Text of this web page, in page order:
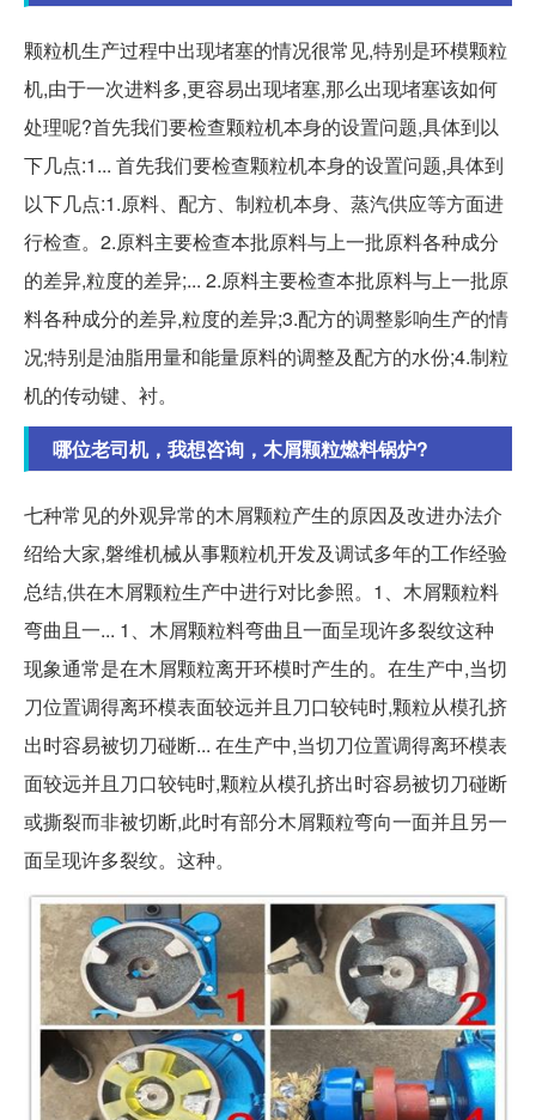
颗粒机生产过程中出现堵塞的情况很常见,特别是环模颗粒
机,由于一次进料多,更容易出现堵塞,那么出现堵塞该如何
处理呢?首先我们要检查颗粒机本身的设置问题,具体到以
下几点:1... 首先我们要检查颗粒机本身的设置问题,具体到
以下几点:1.原料、配方、制粒机本身、蒸汽供应等方面进
行检查。2.原料主要检查本批原料与上一批原料各种成分
的差异,粒度的差异;... 2.原料主要检查本批原料与上一批原
料各种成分的差异,粒度的差异;3.配方的调整影响生产的情
况;特别是油脂用量和能量原料的调整及配方的水份;4.制粒
机的传动键、衬。
哪位老司机，我想咨询，木屑颗粒燃料锅炉?
七种常见的外观异常的木屑颗粒产生的原因及改进办法介
绍给大家,磐维机械从事颗粒机开发及调试多年的工作经验
总结,供在木屑颗粒生产中进行对比参照。1、木屑颗粒料
弯曲且一... 1、木屑颗粒料弯曲且一面呈现许多裂纹这种
现象通常是在木屑颗粒离开环模时产生的。在生产中,当切
刀位置调得离环模表面较远并且刀口较钝时,颗粒从模孔挤
出时容易被切刀碰断... 在生产中,当切刀位置调得离环模表
面较远并且刀口较钝时,颗粒从模孔挤出时容易被切刀碰断
或撕裂而非被切断,此时有部分木屑颗粒弯向一面并且另一
面呈现许多裂纹。这种。